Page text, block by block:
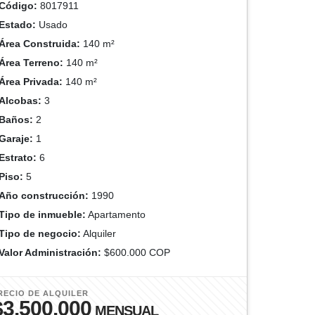
8017911
Usado
Construida: 140 m²
Terreno: 140 m²
Privada: 140 m²
3
2
1
6
5
construcción: 1990
de inmueble: Apartamento
de negocio: Alquiler
Administración: $600.000 COP
DE ALQUILER
MENSUAL